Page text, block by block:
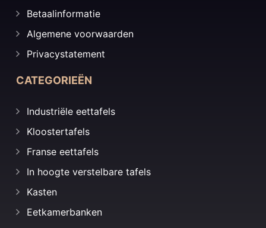
Betaalinformatie
Algemene voorwaarden
Privacystatement
CATEGORIEËN
Industriële eettafels
Kloostertafels
Franse eettafels
In hoogte verstelbare tafels
Kasten
Eetkamerbanken